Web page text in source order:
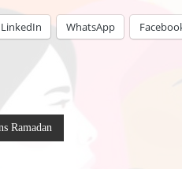
LinkedIn WhatsApp
Ramadan